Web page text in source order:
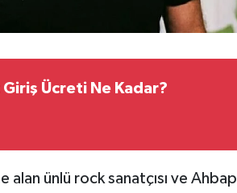
Ücreti Ne Kadar?
alan ünlü rock sanatçısı ve Ahbap